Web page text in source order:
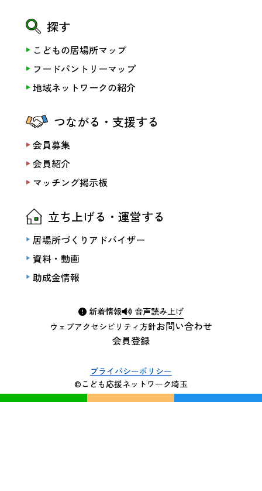
新着情報 音声読み上げ
会員登録
お問い合わせ
ウェブアクセシビリティ方針
探す
こどもの居場所マップ
フードパントリーマップ
地域ネットワークの紹介
つながる・支援する
会員募集
会員紹介
マッチング掲示板
立ち上げる・運営する
居場所づくりアドバイザー
資料・動画
助成金情報
プライバシーポリシー
©こども応援ネットワーク埼玉